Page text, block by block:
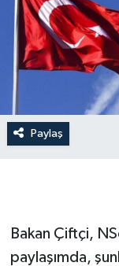
Paylaş
Bakan Çiftçi,
paylaşımda,
İlan
Kültür
Otomobil
Sağlık